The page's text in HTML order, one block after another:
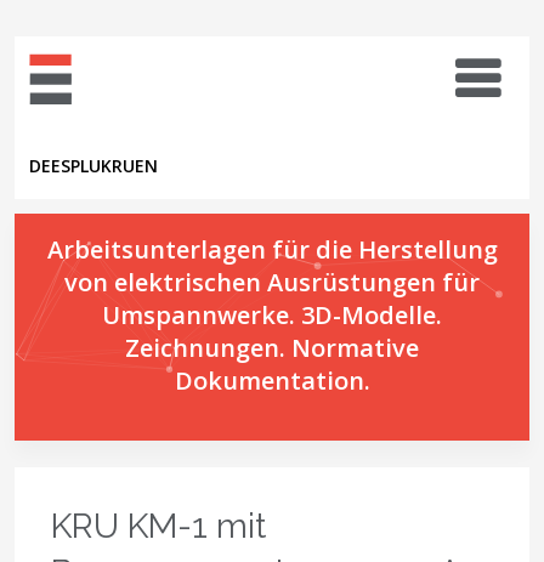
DEESPLUKRUEN
Arbeitsunterlagen für die Herstellung
von elektrischen Ausrüstungen für
Umspannwerke. 3D-Modelle.
Zeichnungen. Normative
Dokumentation.
KRU KМ-1 mit